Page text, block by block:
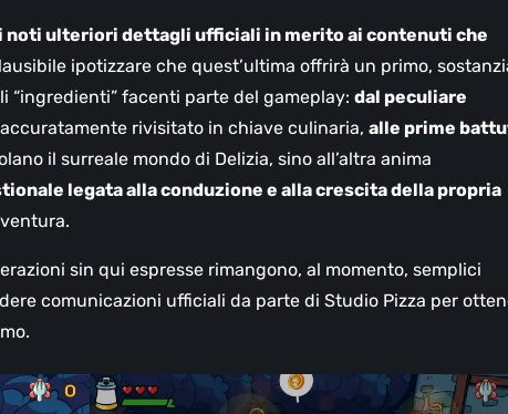
noti ulteriori dettagli ufficiali in merito ai contenuti che
ipotizzare che quest’ultima offrirà un primo,
“ingredienti” facenti parte del gameplay: dal peculiare
rivisitato in chiave culinaria, alle prime
il surreale mondo di Delizia, sino all’altra anima
legata alla conduzione e alla crescita della propria
sin qui espresse rimangono, al momento, semplici
comunicazioni ufficiali da parte di Studio Pizza per